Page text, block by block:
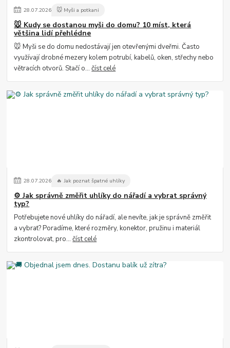
28.07.2026 🐭 Myši a potkani
🐭 Kudy se dostanou myši do domu? 10 míst, která
většina lidí přehlédne
🐭 Myši se do domu nedostávají jen otevřenými dveřmi. Často
využívají drobné mezery kolem potrubí, kabelů, oken, střechy nebo
větracích otvorů. Stačí o...číst celé
28.07.2026 🔥 Jak poznat špatné uhlíky
⚙️ Jak správně změřit uhlíky do nářadí a vybrat správný
typ?
Potřebujete nové uhlíky do nářadí, ale nevíte, jak je správně změřit
a vybrat? Poradíme, které rozměry, konektor, pružinu i materiál
zkontrolovat, pro...číst celé